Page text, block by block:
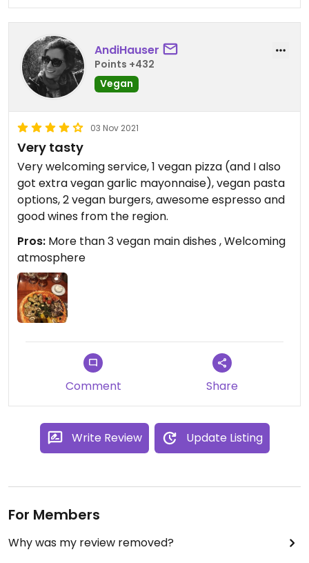
AndiHauser
Points +432
Vegan
03 Nov 2021
Very tasty
Very welcoming service, 1 vegan pizza (and I also
got extra vegan garlic mayonnaise), vegan pasta
options, 2 vegan burgers, awesome espresso and
good wines from the region.
Pros: More than 3 vegan main dishes , Welcoming
atmosphere
Comment Share
Write Review Update Listing
For Members
Why was my review removed?